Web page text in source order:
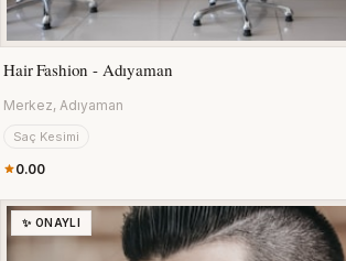
Hair Fashion - Adıyaman
Merkez, Adıyaman
Saç Kesimi
0.00
✨ ONAYLI